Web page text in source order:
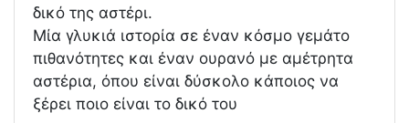
δικό της αστέρι.
Μία γλυκιά ιστορία σε έναν κόσμο γεμάτο
πιθανότητες και έναν ουρανό με αμέτρητα
αστέρια, όπου είναι δύσκολο κάποιος να
ξέρει ποιο είναι το δικό του